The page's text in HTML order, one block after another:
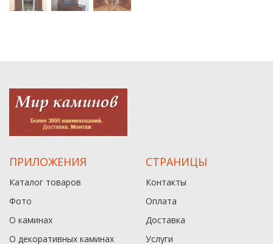
ПРИЛОЖЕНИЯ
Каталог товаров
Фото
О каминах
О декоративных каминах
СТРАНИЦЫ
Контакты
Оплата
Доставка
Услуги